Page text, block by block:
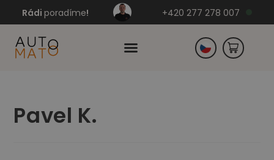
Rádi poradíme! +420 277 278 007
Pavel K.